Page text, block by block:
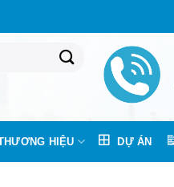
HIỆU DỰ ÁN